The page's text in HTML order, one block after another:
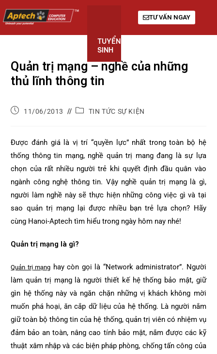
TUYỂN
SINH
TƯ VẤN NGAY
Quản trị mạng – nghề của những
thủ lĩnh thông tin
11/06/2013 TIN TỨC SỰ KIỆN
Được đánh giá là vị trí “quyền lực” nhất trong toàn bộ hệ
thống thông tin mạng, nghề quản trị mang đang là sự lựa
chọn của rất nhiều người trẻ khi quyết định đầu quân vào
ngành công nghệ thông tin. Vậy nghề quản trị mạng là gì,
người làm nghề này sẽ thực hiện những công việc gì và tại
sao quản trị mạng lại được nhiều bạn trẻ lựa chọn? Hãy
cùng Hanoi-Aptech tìm hiểu trong ngày hôm nay nhé!
Quản trị mạng là gì?
Quản trị mạng hay còn gọi là “Network administrator”. Người
làm quản trị mạng là người thiết kế hệ thống bảo mật, giữ
gìn hệ thống này và ngăn chặn những vị khách không mời
muốn phá hoại, ăn cắp dữ liệu của hệ thống. Là người nắm
giữ toàn bộ thông tin của hệ thống, quản trị viên có nhiệm vụ
đảm bảo an toàn, nâng cao tính bảo mật, nắm được các kỹ
thuật xâm nhập và các biện pháp phòng, chống tấn công của